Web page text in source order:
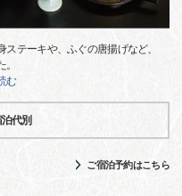
テーキや、ふぐの唐揚げなど、
む
代別
ご宿泊予約はこちら